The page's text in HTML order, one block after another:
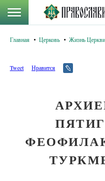
Главная Церковь Жизнь Церкви
Tweet Нравится